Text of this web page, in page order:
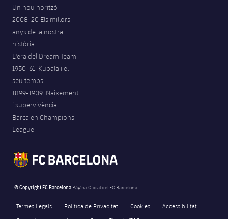
Un nou horitzó
2008-20 Els millors
anys de la nostra
història
L'era del Dream Team
1950-61. Kubala i el
seu temps
1899-1909. Naixement
i supervivència
Barça en Champions
League
© Copyright FC Barcelona Pàgina Oficial del FC Barcelona
Termes Legals Política de Privacitat Cookies
Accessibilitat